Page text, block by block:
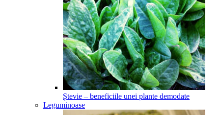
Ștevie – beneficiile unei plante demodate
Leguminoase